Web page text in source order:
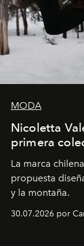
MODA
Nicoletta
primera
La marca
propuesta
y la montaña.
30.07.2026 por